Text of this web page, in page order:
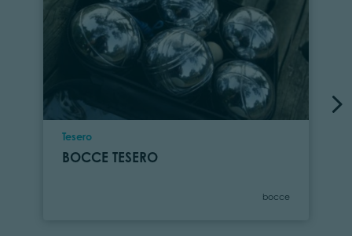
Località
Tesero
BOCCE TESERO
Categoria
bocce